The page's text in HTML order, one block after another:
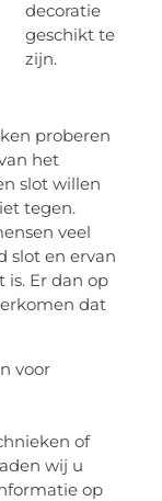
decoratie
geschikt te
zijn.
proberen
het
slot willen
tegen.
veel
slot en ervan
Er dan op
dat
of
wij u
op